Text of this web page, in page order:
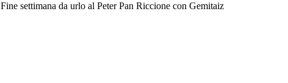
Fine settimana da urlo al Peter Pan Riccione con Gemitaiz